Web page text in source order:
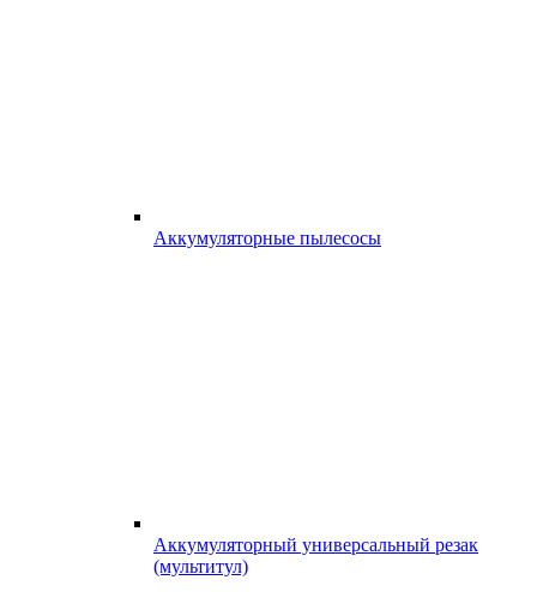
Аккумуляторные пылесосы
Аккумуляторный универсальный резак
(мультитул)